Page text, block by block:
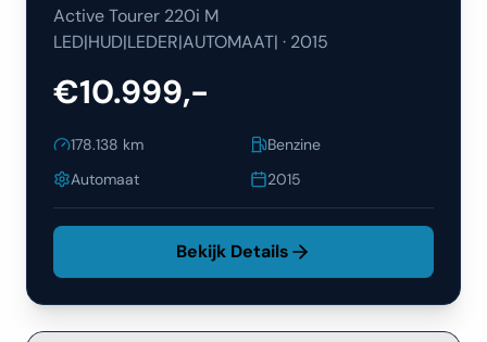
Active Tourer 220i M
LED|HUD|LEDER|AUTOMAAT| · 2015
€10.999,-
178.138 km
Benzine
Automaat
2015
Bekijk Details